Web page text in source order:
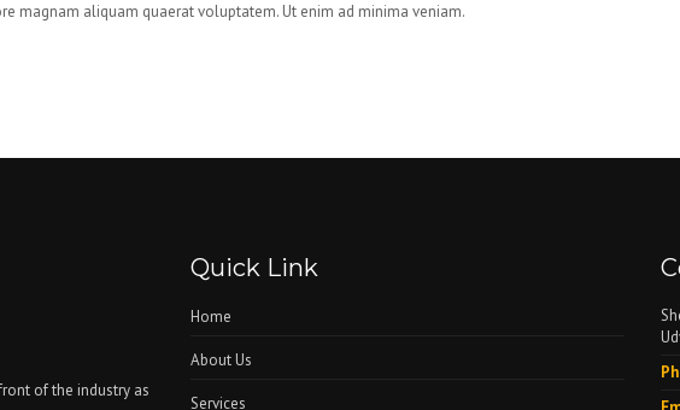
magnam aliquam quaerat voluptatem. Ut enim ad minima veniam.
of the industry as
Quick Link
Home
About Us
Services